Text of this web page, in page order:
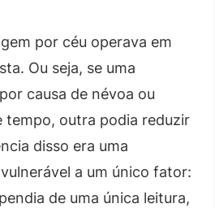
por céu operava em
Ou seja, se uma
causa de névoa ou
tempo, outra podia reduzir
disso era uma
a um único fator:
de uma única leitura,